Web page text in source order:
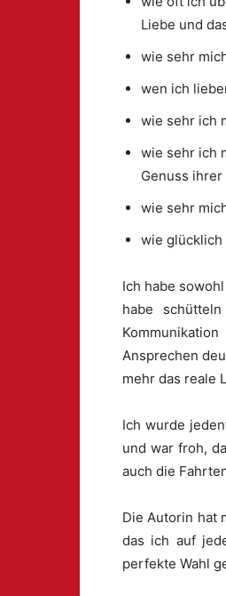
Liebe und
wie sehr
wen ich
wie sehr ich
wie sehr ich
Genuss
wie sehr
wie glücklich
Ich habe
habe
Ansprechen
mehr das reale
Ich wurde
und war froh,
auch die
Die Autorin hat
das ich auf
perfekte Wahl